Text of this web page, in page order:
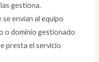
gestiona.
envían al equipo
o dominio gestionado
presta el servicio